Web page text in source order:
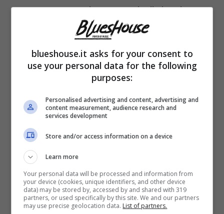
Lo scorso settembre era uscito il singolo
Be a rebel, non molto esaltante a dire
versioni remix di Arthur Baker, JakoJako e
Mark Reeder) che ai bei tempi sarebbe stata
destinata a decorare il lato B di un pezzo di
maggior impatto. Nell’attesa di un piatto più
succulento, occorre dunque accontentarsi di
due dischi che mettono in fila 21 brani (più
l’intro wagnerianoDas Rheingold: Vorspiel
pescati dal repertorio New Order/Joy
Division. A ciò che resta della formazione
blueshouse.it asks for your consent to
use your personal data for the following
purposes:
Personalised advertising and content, advertising and
content measurement, audience research and
services development
Store and/or access information on a device
Learn more
Your personal data will be processed and information from
your device (cookies, unique identifiers, and other device
data) may be stored by, accessed by and shared with 319
partners, or used specifically by this site. We and our partners
may use precise geolocation data. List of partners.